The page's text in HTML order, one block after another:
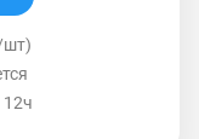
шт)
12ч